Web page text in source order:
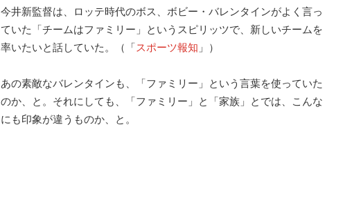
今井新監督は、ロッテ時代のボス、ボビー・バレンタインがよく言っ
ていた「チームはファミリー」というスピリッツで、新しいチームを
率いたいと話していた。（「スポーツ報知 」）
あの素敵なバレンタインも、「ファミリー」という言葉を使っていた
のか、と。それにしても、「ファミリー」と「家族」とでは、こんな
にも印象が違うものか、と。